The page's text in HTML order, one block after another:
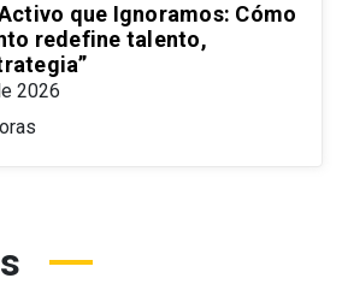
que Ignoramos: Cómo
redefine talento,
2026